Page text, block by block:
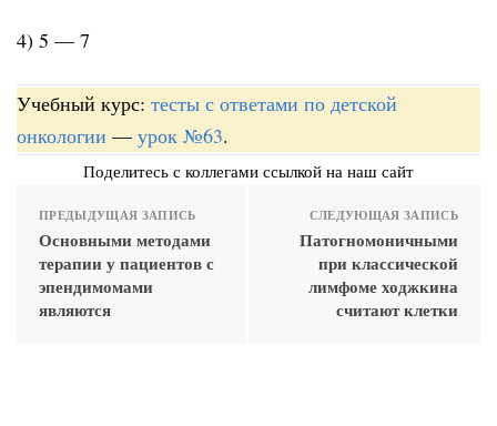
4) 5 — 7
Учебный курс: тесты с ответами по детской
онкологии — урок №63.
Поделитесь с коллегами ссылкой на наш сайт
ПРЕДЫДУЩАЯ ЗАПИСЬ
Основными методами
терапии у пациентов с
эпендимомами
являются
СЛЕДУЮЩАЯ ЗАПИСЬ
Патогномоничными
при классической
лимфоме ходжкина
считают клетки